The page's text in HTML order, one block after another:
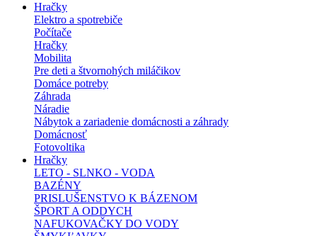
Hračky
Elektro a spotrebiče
Počítače
Hračky
Mobilita
Pre deti a štvornohých miláčikov
Domáce potreby
Záhrada
Náradie
Nábytok a zariadenie domácnosti a záhrady
Domácnosť
Fotovoltika
Hračky
LETO - SLNKO - VODA
BAZÉNY
PRISLUŠENSTVO K BÁZENOM
ŠPORT A ODDYCH
NAFUKOVAČKY DO VODY